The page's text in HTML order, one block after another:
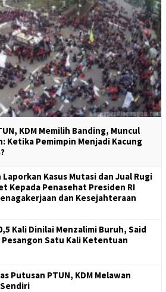
KDM Memilih Banding, Muncul
Ketika Pemimpin Menjadi Kacung
Laporkan Kasus Mutasi dan Jual Rugi
Kepada Penasehat Presiden RI
dan Kesejahteraan
Kali Dinilai Menzalimi Buruh, Said
Satu Kali Ketentuan
Putusan PTUN, KDM Melawan